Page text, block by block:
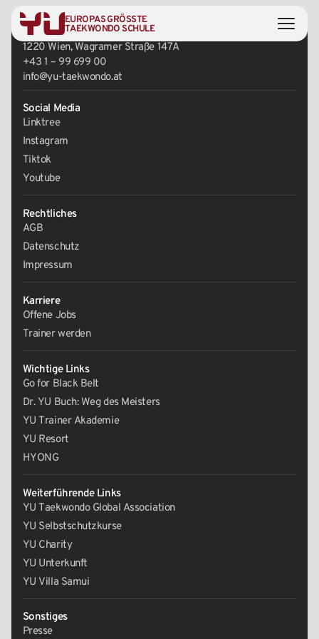
EUROPAS GRÖSSTE
TAEKWONDO SCHULE
Zentrale
1220 Wien, Wagramer Straße 147A
+43 1 – 99 699 00
info@yu-taekwondo.at
Social Media
Linktree
Instagram
Tiktok
Youtube
Rechtliches
AGB
Datenschutz
Impressum
Karriere
Offene Jobs
Trainer werden
Wichtige Links
Go for Black Belt
Dr. YU Buch: Weg des Meisters
YU Trainer Akademie
YU Resort
HYONG
Weiterführende Links
YU Taekwondo Global Association
YU Selbstschutzkurse
YU Charity
YU Unterkunft
YU Villa Samui
Sonstiges
Presse